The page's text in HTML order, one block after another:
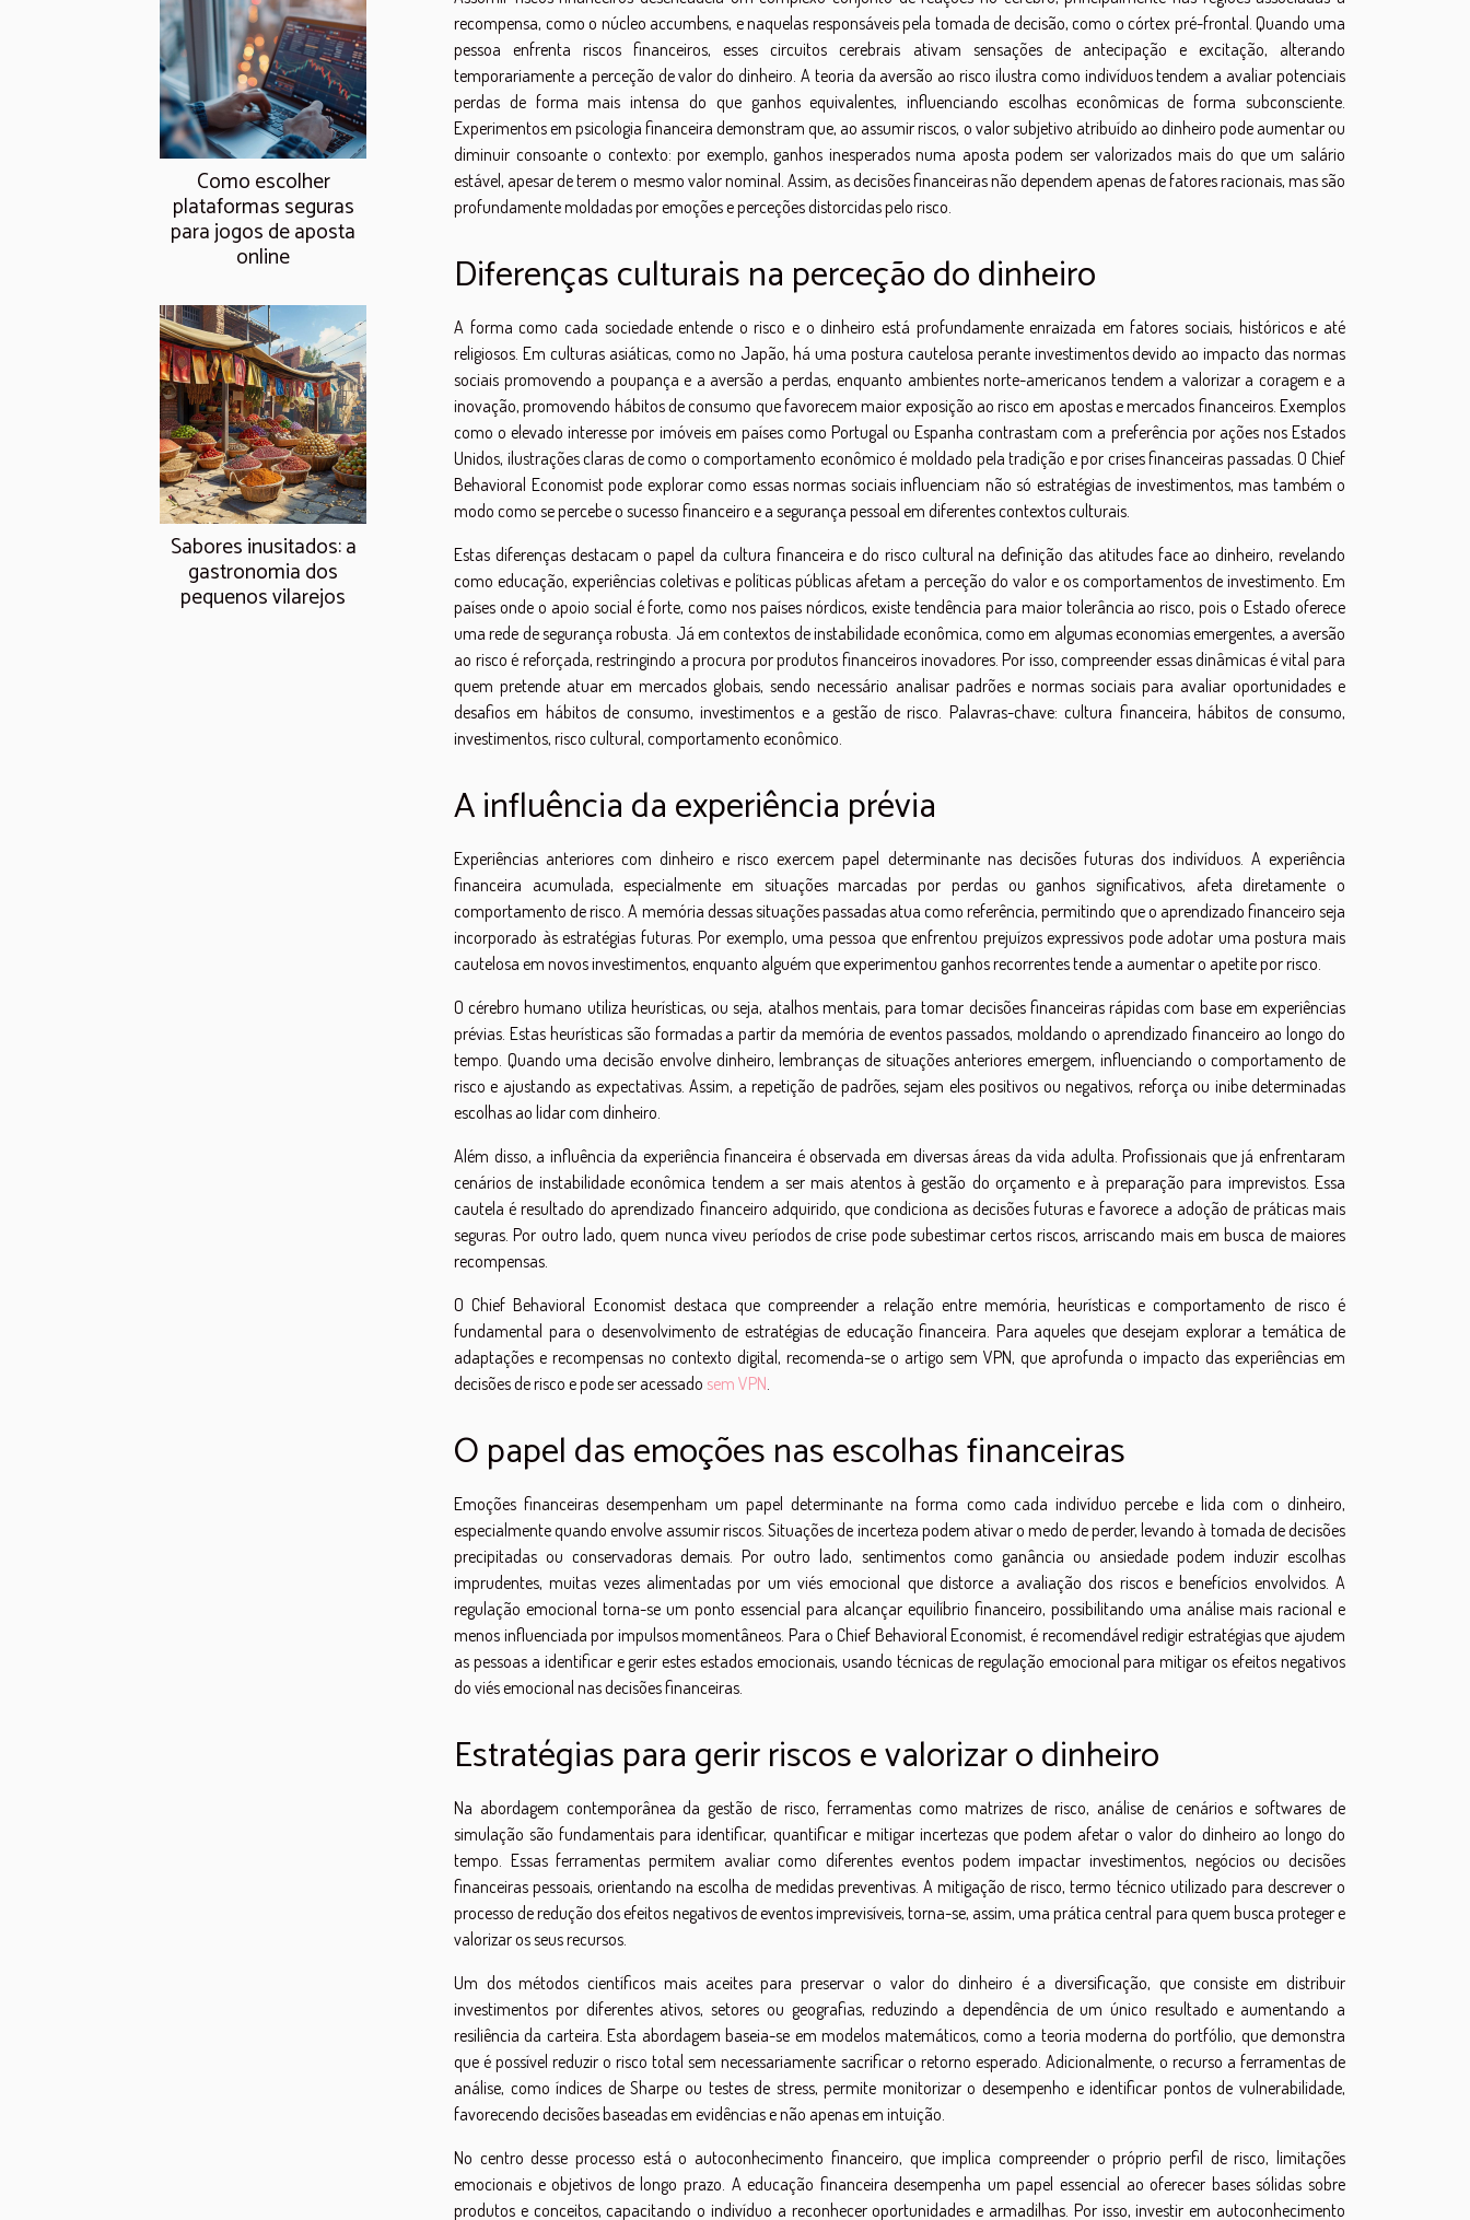
Como escolher
plataformas seguras
para jogos de aposta
online
Sabores inusitados: a
gastronomia dos
pequenos vilarejos
recompensa, como o núcleo accumbens, e naquelas responsáveis pela tomada de decisão, como o córtex pré-frontal. Quando uma
pessoa enfrenta riscos financeiros, esses circuitos cerebrais ativam sensações de antecipação e excitação, alterando
temporariamente a perceção de valor do dinheiro. A teoria da aversão ao risco ilustra como indivíduos tendem a avaliar potenciais
perdas de forma mais intensa do que ganhos equivalentes, influenciando escolhas econômicas de forma subconsciente.
Experimentos em psicologia financeira demonstram que, ao assumir riscos, o valor subjetivo atribuído ao dinheiro pode aumentar ou
diminuir consoante o contexto: por exemplo, ganhos inesperados numa aposta podem ser valorizados mais do que um salário
estável, apesar de terem o mesmo valor nominal. Assim, as decisões financeiras não dependem apenas de fatores racionais, mas são
profundamente moldadas por emoções e perceções distorcidas pelo risco.
Diferenças culturais na perceção do dinheiro
A forma como cada sociedade entende o risco e o dinheiro está profundamente enraizada em fatores sociais, históricos e até
religiosos. Em culturas asiáticas, como no Japão, há uma postura cautelosa perante investimentos devido ao impacto das normas
sociais promovendo a poupança e a aversão a perdas, enquanto ambientes norte-americanos tendem a valorizar a coragem e a
inovação, promovendo hábitos de consumo que favorecem maior exposição ao risco em apostas e mercados financeiros. Exemplos
como o elevado interesse por imóveis em países como Portugal ou Espanha contrastam com a preferência por ações nos Estados
Unidos, ilustrações claras de como o comportamento econômico é moldado pela tradição e por crises financeiras passadas. O Chief
Behavioral Economist pode explorar como essas normas sociais influenciam não só estratégias de investimentos, mas também o
modo como se percebe o sucesso financeiro e a segurança pessoal em diferentes contextos culturais.
Estas diferenças destacam o papel da cultura financeira e do risco cultural na definição das atitudes face ao dinheiro, revelando
como educação, experiências coletivas e políticas públicas afetam a perceção do valor e os comportamentos de investimento. Em
países onde o apoio social é forte, como nos países nórdicos, existe tendência para maior tolerância ao risco, pois o Estado oferece
uma rede de segurança robusta. Já em contextos de instabilidade econômica, como em algumas economias emergentes, a aversão
ao risco é reforçada, restringindo a procura por produtos financeiros inovadores. Por isso, compreender essas dinâmicas é vital para
quem pretende atuar em mercados globais, sendo necessário analisar padrões e normas sociais para avaliar oportunidades e
desafios em hábitos de consumo, investimentos e a gestão de risco. Palavras-chave: cultura financeira, hábitos de consumo,
investimentos, risco cultural, comportamento econômico.
A influência da experiência prévia
Experiências anteriores com dinheiro e risco exercem papel determinante nas decisões futuras dos indivíduos. A experiência
financeira acumulada, especialmente em situações marcadas por perdas ou ganhos significativos, afeta diretamente o
comportamento de risco. A memória dessas situações passadas atua como referência, permitindo que o aprendizado financeiro seja
incorporado às estratégias futuras. Por exemplo, uma pessoa que enfrentou prejuízos expressivos pode adotar uma postura mais
cautelosa em novos investimentos, enquanto alguém que experimentou ganhos recorrentes tende a aumentar o apetite por risco.
O cérebro humano utiliza heurísticas, ou seja, atalhos mentais, para tomar decisões financeiras rápidas com base em experiências
prévias. Estas heurísticas são formadas a partir da memória de eventos passados, moldando o aprendizado financeiro ao longo do
tempo. Quando uma decisão envolve dinheiro, lembranças de situações anteriores emergem, influenciando o comportamento de
risco e ajustando as expectativas. Assim, a repetição de padrões, sejam eles positivos ou negativos, reforça ou inibe determinadas
escolhas ao lidar com dinheiro.
Além disso, a influência da experiência financeira é observada em diversas áreas da vida adulta. Profissionais que já enfrentaram
cenários de instabilidade econômica tendem a ser mais atentos à gestão do orçamento e à preparação para imprevistos. Essa
cautela é resultado do aprendizado financeiro adquirido, que condiciona as decisões futuras e favorece a adoção de práticas mais
seguras. Por outro lado, quem nunca viveu períodos de crise pode subestimar certos riscos, arriscando mais em busca de maiores
recompensas.
O Chief Behavioral Economist destaca que compreender a relação entre memória, heurísticas e comportamento de risco é
fundamental para o desenvolvimento de estratégias de educação financeira. Para aqueles que desejam explorar a temática de
adaptações e recompensas no contexto digital, recomenda-se o artigo sem VPN, que aprofunda o impacto das experiências em
decisões de risco e pode ser acessado sem VPN
O papel das emoções nas escolhas financeiras
Emoções financeiras desempenham um papel determinante na forma como cada indivíduo percebe e lida com o dinheiro,
especialmente quando envolve assumir riscos. Situações de incerteza podem ativar o medo de perder, levando à tomada de decisões
precipitadas ou conservadoras demais. Por outro lado, sentimentos como ganância ou ansiedade podem induzir escolhas
imprudentes, muitas vezes alimentadas por um viés emocional que distorce a avaliação dos riscos e benefícios envolvidos. A
regulação emocional torna-se um ponto essencial para alcançar equilíbrio financeiro, possibilitando uma análise mais racional e
menos influenciada por impulsos momentâneos. Para o Chief Behavioral Economist, é recomendável redigir estratégias que ajudem
as pessoas a identificar e gerir estes estados emocionais, usando técnicas de regulação emocional para mitigar os efeitos negativos
do viés emocional nas decisões financeiras.
Estratégias para gerir riscos e valorizar o dinheiro
Na abordagem contemporânea da gestão de risco, ferramentas como matrizes de risco, análise de cenários e softwares de
simulação são fundamentais para identificar, quantificar e mitigar incertezas que podem afetar o valor do dinheiro ao longo do
tempo. Essas ferramentas permitem avaliar como diferentes eventos podem impactar investimentos, negócios ou decisões
financeiras pessoais, orientando na escolha de medidas preventivas. A mitigação de risco, termo técnico utilizado para descrever o
processo de redução dos efeitos negativos de eventos imprevisíveis, torna-se, assim, uma prática central para quem busca proteger e
valorizar os seus recursos.
Um dos métodos científicos mais aceites para preservar o valor do dinheiro é a diversificação, que consiste em distribuir
investimentos por diferentes ativos, setores ou geografias, reduzindo a dependência de um único resultado e aumentando a
resiliência da carteira. Esta abordagem baseia-se em modelos matemáticos, como a teoria moderna do portfólio, que demonstra
que é possível reduzir o risco total sem necessariamente sacrificar o retorno esperado. Adicionalmente, o recurso a ferramentas de
análise, como índices de Sharpe ou testes de stress, permite monitorizar o desempenho e identificar pontos de vulnerabilidade,
favorecendo decisões baseadas em evidências e não apenas em intuição.
No centro desse processo está o autoconhecimento financeiro, que implica compreender o próprio perfil de risco, limitações
emocionais e objetivos de longo prazo. A educação financeira desempenha um papel essencial ao oferecer bases sólidas sobre
produtos e conceitos, capacitando o indivíduo a reconhecer oportunidades e armadilhas. Por isso, investir em autoconhecimento